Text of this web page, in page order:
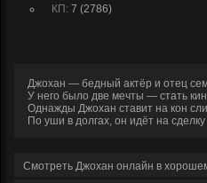
КП: 7 (2786)
Джохан — бедный актёр и отец
У него было две мечты — стать
Однажды Джохан ставит на кон
По уши в долгах, он идёт на
Смотреть Джохан онлайн в